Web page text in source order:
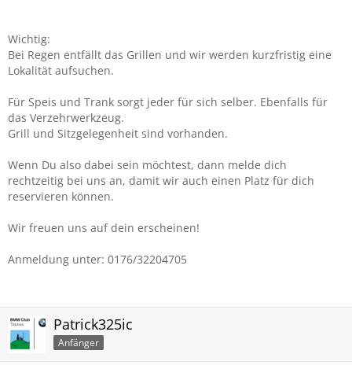
Wichtig:
Bei Regen entfällt das Grillen und wir werden kurzfristig eine
Lokalität aufsuchen.
Für Speis und Trank sorgt jeder für sich selber. Ebenfalls für
das Verzehrwerkzeug.
Grill und Sitzgelegenheit sind vorhanden.
Wenn Du also dabei sein möchtest, dann melde dich
rechtzeitig bei uns an, damit wir auch einen Platz für dich
reservieren können.
Wir freuen uns auf dein erscheinen!
Anmeldung unter: 0176/32204705
Patrick325ic
Anfänger